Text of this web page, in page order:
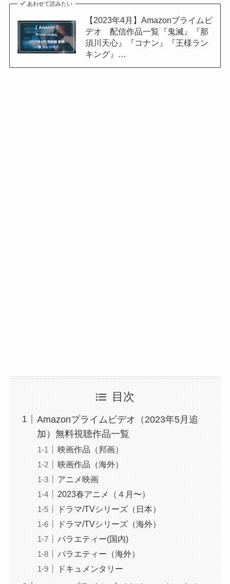
あわせて読みたい
【2023年4月】Amazonプライムビ
デオ 配信作品一覧『鬼滅』『那
須川天心』『コナン』『王様ラン
キング』…
目次
Amazonプライムビデオ（2023年5月追
加）無料視聴作品一覧
映画作品（邦画）
映画作品（海外）
アニメ映画
2023春アニメ（４月〜）
ドラマ/TVシリーズ（日本）
ドラマ/TVシリーズ（海外）
バラエティー(国内)
バラエティー（海外）
ドキュメンタリー